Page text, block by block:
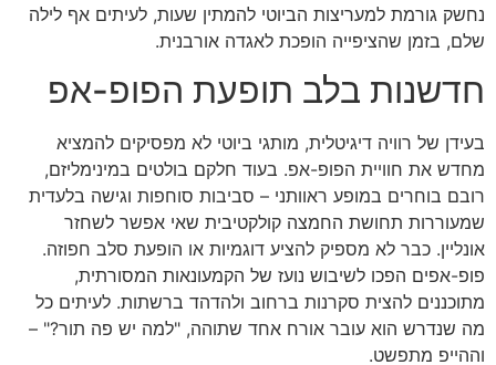
נחשק גורמת למעריצות הביוטי להמתין שעות, לעיתים אף לילה
שלם, בזמן שהציפייה הופכת לאגדה אורבנית.
חדשנות בלב תופעת הפופ-אפ
בעידן של רוויה דיגיטלית, מותגי ביוטי לא מפסיקים להמציא
מחדש את חוויית הפופ-אפ. בעוד חלקם בולטים במינימליזם,
רובם בוחרים במופע ראוותני – סביבות סוחפות וגישה בלעדית
שמעוררות תחושת החמצה קולקטיבית שאי אפשר לשחזר
אונליין. כבר לא מספיק להציע דוגמיות או הופעת סלב חפוזה.
פופ-אפים הפכו לשיבוש נועז של הקמעונאות המסורתית,
מתוכננים להצית סקרנות ברחוב ולהדהד ברשתות. לעיתים כל
מה שנדרש הוא עובר אורח אחד שתוהה, "למה יש פה תור?" –
וההייפ מתפשט.